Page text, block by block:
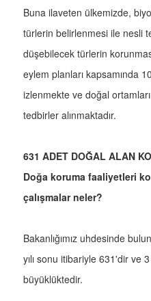
Buna ilaveten ülkemizde,
türlerin belirlenmesi ile nesli
düşebilecek türlerin
eylem planları kapsamında
izlenmekte ve doğal
tedbirler alınmaktadır.
631 ADET DOĞAL ALAN
Doğa koruma faaliyetleri
çalışmalar neler?
Bakanlığımız uhdesinde
yılı sonu itibariyle 631'dir ve
büyüklüktedir.